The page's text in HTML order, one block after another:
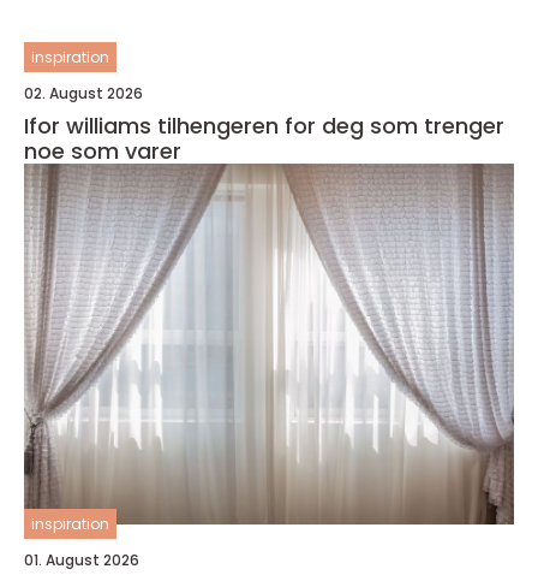
inspiration
02. August 2026
Ifor williams tilhengeren for deg som trenger
noe som varer
inspiration
01. August 2026